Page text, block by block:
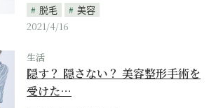
脱毛
美容
2021/4/16
生活
隠す？ 隠さない？ 美容整形手術を
受けた…